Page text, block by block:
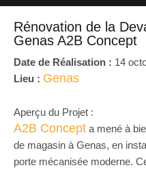
Rénovation de la
Genas A2B Concept
Date de Réalisation : 14
Lieu : Genas
Aperçu du Projet :
A2B Concept a mené à
de magasin à Genas, en
porte mécanisée moderne.